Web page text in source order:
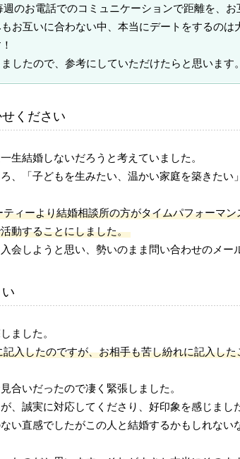
のお電話でのコミュニケーションで距離を、お
互いに合わない中、本当にデートをするのは
したので、参考にしていただけたらと思います。
ください
生結婚しないだろうと考えていました。
、「子どもを生みたい、温かい家庭を築きた
ィーより結婚相談所の方がタイムパフォーマ
動することにしました。
しようと思い、勢いのまま問い合わせのメー
ました。
入したのですが、お相手も苦し紛れに記入し
合いだったので凄く緊張しました。
誠実に対応してくださり、好印象を感じました
い直感でしたがこの人と結婚するかもしれな